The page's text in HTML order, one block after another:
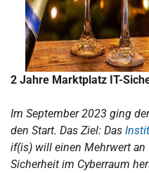
2 Jahre Marktplatz IT-
Im September 2023 ging
den Start. Das Ziel: Das
if(is) will einen Mehrwert
Sicherheit im Cyberraum